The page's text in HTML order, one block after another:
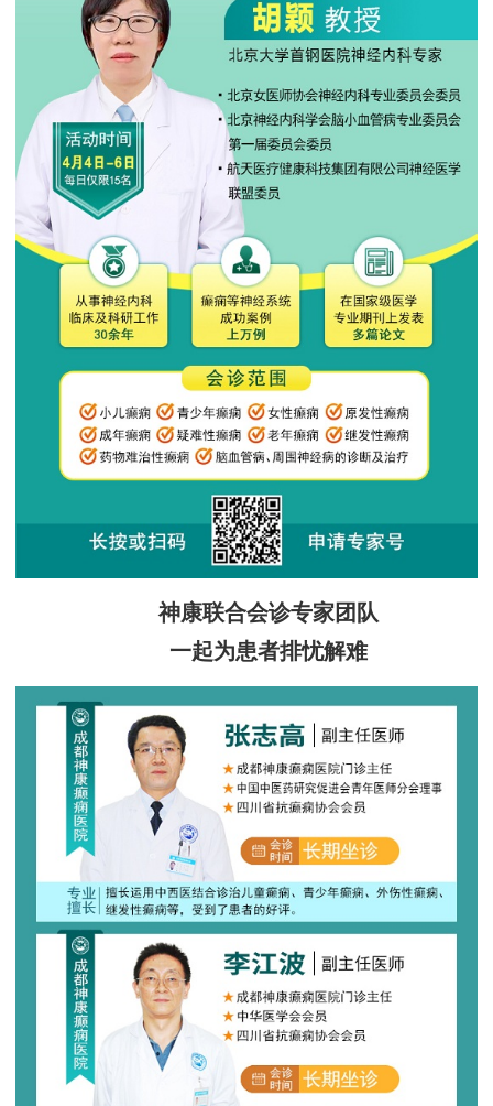
神康联合会诊专家团队
一起为患者排忧解难